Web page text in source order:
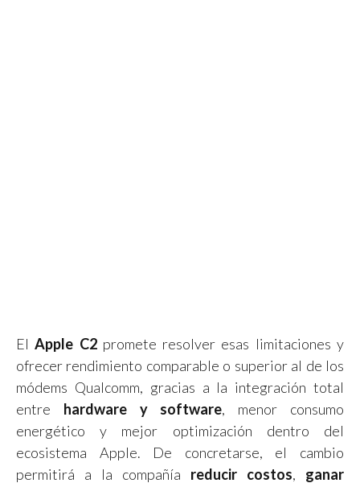
ElApple C2promete resolver esas limitaciones y
ofrecer rendimiento comparable o superior al de los
módems Qualcomm, gracias a la integración total
entre hardware y software, menor consumo
energético y mejor optimización dentro del
ecosistema Apple. De concretarse, el cambio
permitirá a la compañía reducir costos, ganar